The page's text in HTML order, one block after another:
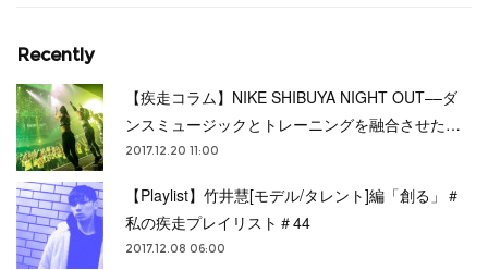
Recently
【疾走コラム】NIKE SHIBUYA NIGHT OUT––ダ
ンスミュージックとトレーニングを融合させた…
2017.12.20 11:00
【Playlist】竹井慧[モデル/タレント]編「創る」＃
私の疾走プレイリスト＃44
2017.12.08 06:00